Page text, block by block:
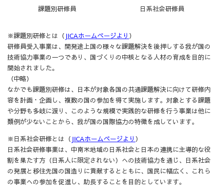
課題別研修員 日系社会研修員
※課題別研修とは（ JICAホームページより ）
研修員受入事業は、開発途上国の様々な課題解決を後押しする我が国の
技術協力事業の一つであり、国づくりの中核となる人材の育成を目的に
開始されました。
（中略）
なかでも課題別研修は、日本が対象各国の共通課題解決に向けて研修内
容を計画・企画し、複数の国の参加を得て実施します。対象とする課題
や分野も多岐に渡り、このような規模で実践的な研修を行う事業は他に
類例が少ないことから、我が国の国際協力の特徴を成しています。
※日系社会研修とは（ JICAホームページより ）
日系社会研修事業は、中南米地域の日系社会と日本の連携に主導的な役
割を果たす方（日系人に限定されない）への技術協力を通じ、日系社会
の発展と移住先国の国造りに貢献するとともに、国民に幅広く、これら
の事業への参加を促進し、助長することを目的としています。